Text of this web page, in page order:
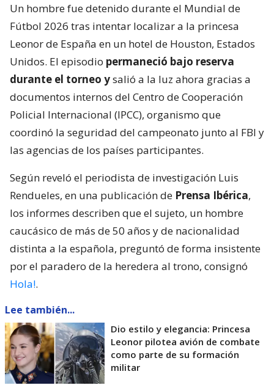
Un hombre fue detenido durante el Mundial de
Fútbol 2026 tras intentar localizar a la princesa
Leonor de España en un hotel de Houston, Estados
Unidos. El episodio permaneció bajo reserva
durante el torneo ysalió a la luz ahora gracias a
documentos internos del Centro de Cooperación
Policial Internacional (IPCC), organismo que
coordinó la seguridad del campeonato junto al FBI y
las agencias de los países participantes.
Según reveló el periodista de investigación Luis
Rendueles, en una publicación de Prensa Ibérica,
los informes describen que el sujeto, un hombre
caucásico de más de 50 años y de nacionalidad
distinta a la española, preguntó de forma insistente
por el paradero de la heredera al trono, consignó
Hola!.
Lee también...
Dio estilo y elegancia: Princesa
Leonor pilotea avión de combate
como parte de su formación
militar